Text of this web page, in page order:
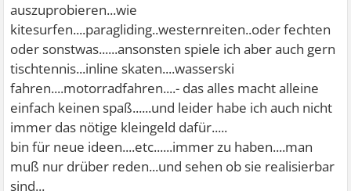
auszuprobieren...wie
kitesurfen....paragliding..westernreiten..oder fechten
oder sonstwas......ansonsten spiele ich aber auch gern
tischtennis...inline skaten....wasserski
fahren....motorradfahren....- das alles macht alleine
einfach keinen spaß......und leider habe ich auch nicht
immer das nötige kleingeld dafür.....
bin für neue ideen....etc......immer zu haben....man
muß nur drüber reden...und sehen ob sie realisierbar
sind...